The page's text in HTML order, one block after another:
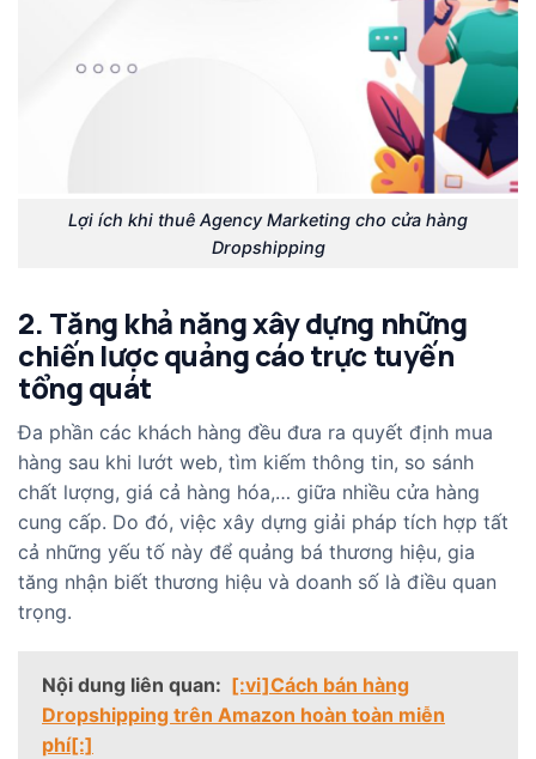
Lợi ích khi thuê Agency Marketing cho cửa hàng
Dropshipping
2. Tăng khả năng xây dựng những
chiến lược quảng cáo trực tuyến
tổng quát
Đa phần các khách hàng đều đưa ra quyết định mua
hàng sau khi lướt web, tìm kiếm thông tin, so sánh
chất lượng, giá cả hàng hóa,… giữa nhiều cửa hàng
cung cấp. Do đó, việc xây dựng giải pháp tích hợp tất
cả những yếu tố này để quảng bá thương hiệu, gia
tăng nhận biết thương hiệu và doanh số là điều quan
trọng.
Nội dung liên quan: [:vi]Cách bán hàng
Dropshipping trên Amazon hoàn toàn miễn
phí[:]